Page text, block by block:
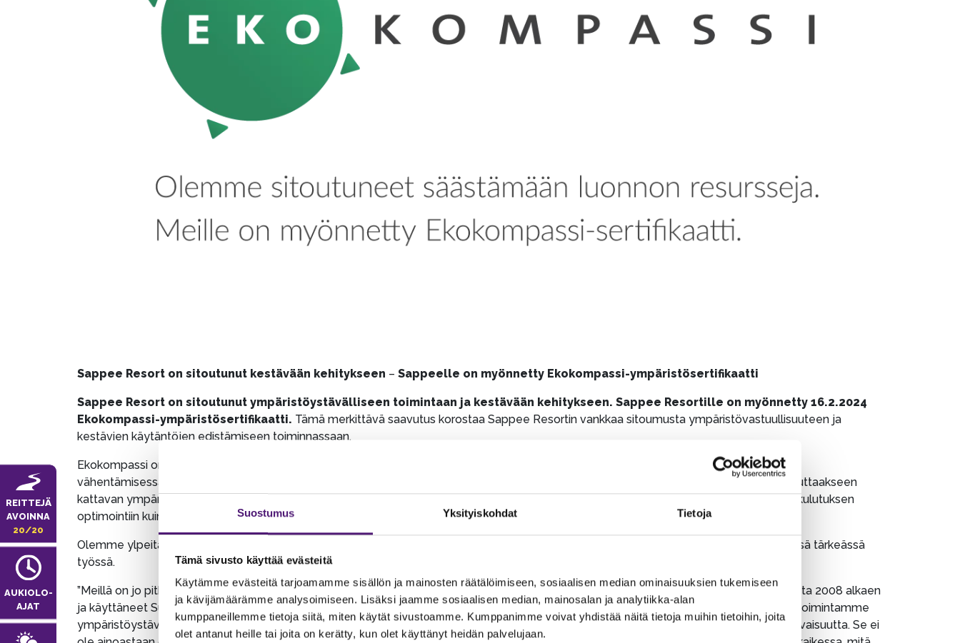
Suostumus Yksityiskohdat Tietoja
Tämä sivusto käyttää evästeitä
Käytämme evästeitä tarjoamamme sisällön ja mainosten räätälöimiseen, sosiaalisen median ominaisuuksien tukemiseen
ja kävijämäärämme analysoimiseen. Lisäksi jaamme sosiaalisen median, mainosalan ja analytiikka-alan
kumppaneillemme tietoja siitä, miten käytät sivustoamme. Kumppanimme voivat yhdistää näitä tietoja muihin tietoihin, joita
olet antanut heille tai joita on kerätty, kun olet käyttänyt heidän palvelujaan.
REITTEJÄ
AVOINNA
20/20
AUKIOLO­
AJAT
Sappee Resort on sitoutunut kestävään kehitykseen – Sappeelle on myönnetty Ekokompassi-ympäristösertifikaatti
Sappee Resort on sitoutunut ympäristöystävälliseen toimintaan ja kestävään kehitykseen. Sappee Resortille on myönnetty 16.2.2024
Ekokompassi-ympäristösertifikaatti. Tämä merkittävä saavutus korostaa Sappee Resortin vankkaa sitoumusta ympäristövastuullisuuteen ja
kestävien käytäntöjen edistämiseen toiminnassaan.
Ekokompassi on arvostettu ympäristöjohtamisen sertifiointijärjestelmä, joka tukee organisaatioita ympäristövaikutustensa hallinnassa ja
vähentämisessä. Sertifiointiprosessin aikana Sappee teki tiivistä yhteistyötä Ekokompassin asiantuntijoiden kanssa kehittääkseen ja toteuttaakseen
kattavan ympäristöohjelman. Tämä ohjelma sisältää konkreettisia toimenpiteitä, jotka kohdistuvat niin jätteen vähentämiseen, energian kulutuksen
optimointiin kuin ekologisesti kestävien hankintojen suosimiseen.
Olemme ylpeitä voidessamme olla osa tätä ympäristötietoisten organisaatioiden verkostoa ja sitoutuneet jatkuvaan parantamiseen tässä tärkeässä
työssä.
”Meillä on jo pitkä historia ympäristövastuullisessa toiminnassa. Olemme olleet mukana Motivan energiansäästösopimuksessa jo vuodesta 2008 alkaen
ja käyttäneet Suomen luonnonsuojeluliiton sertifioimaa sähköä vuodesta 2016 alkaen. Ekokompassi-ympäristösertifikaatti on tunnustus toimintamme
ympäristöystävällisyydestä. Sertifikaatin saaminen on merkkipaalu matkalla kohti entistä kestävämpää ja ympäristövastuullisempaa tulevaisuutta. Se ei